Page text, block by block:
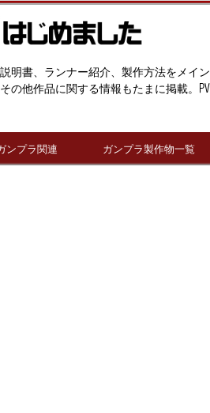
明書、ランナー紹介、製作方法をメイン
の他作品に関する情報もたまに掲載。PV
ンプラ関連 ガンプラ製作物一覧